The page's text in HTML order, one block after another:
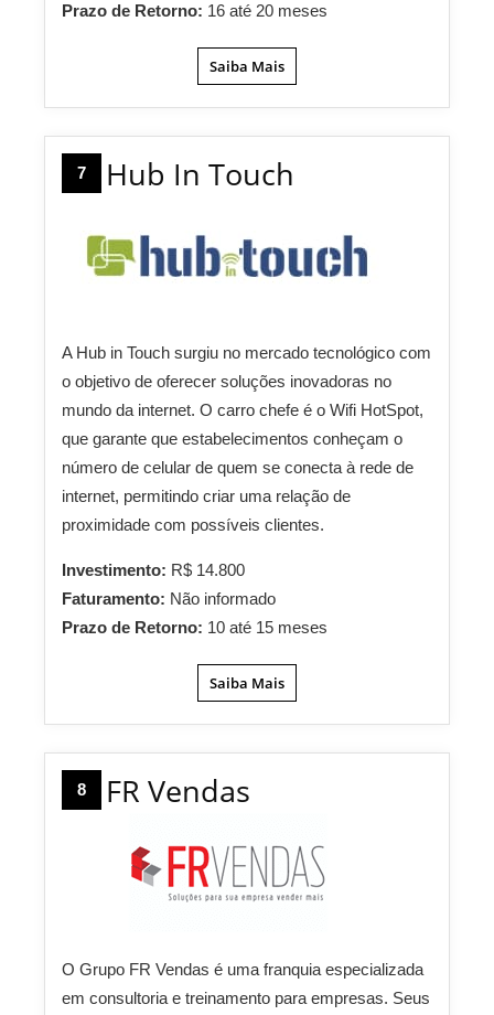
Prazo de Retorno: 16 até 20 meses
Saiba Mais
7 Hub In Touch
A Hub in Touch surgiu no mercado tecnológico com
o objetivo de oferecer soluções inovadoras no
mundo da internet. O carro chefe é o Wifi HotSpot,
que garante que estabelecimentos conheçam o
número de celular de quem se conecta à rede de
internet, permitindo criar uma relação de
proximidade com possíveis clientes.
Investimento: R$ 14.800
Faturamento: Não informado
Prazo de Retorno: 10 até 15 meses
Saiba Mais
8 FR Vendas
O Grupo FR Vendas é uma franquia especializada
em consultoria e treinamento para empresas. Seus